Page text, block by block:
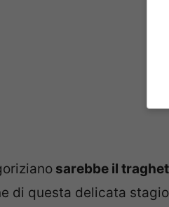
sarebbe il
di questa delicata